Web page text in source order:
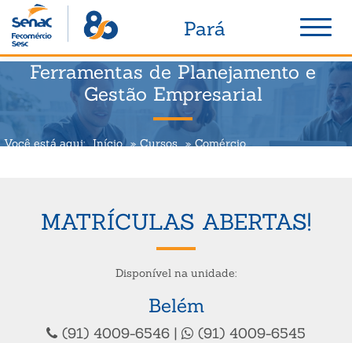
Ir para o conteúdo
Ir para o menu
Ir para a busca
Ir para o rodapé
Pará
Ferramentas de Planejamento e
Gestão Empresarial
Você está aqui: Início Cursos
Comércio
MATRÍCULAS ABERTAS!
Disponível na unidade:
Belém
(91) 4009-6546 |
(91) 4009-6545